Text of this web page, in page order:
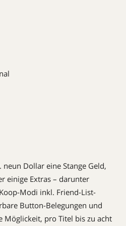
Dollar eine Stange Geld,
einige Extras – darunter
Modi inkl. Friend-List-
Button-Belegungen und
Möglickeit, pro Titel bis zu acht